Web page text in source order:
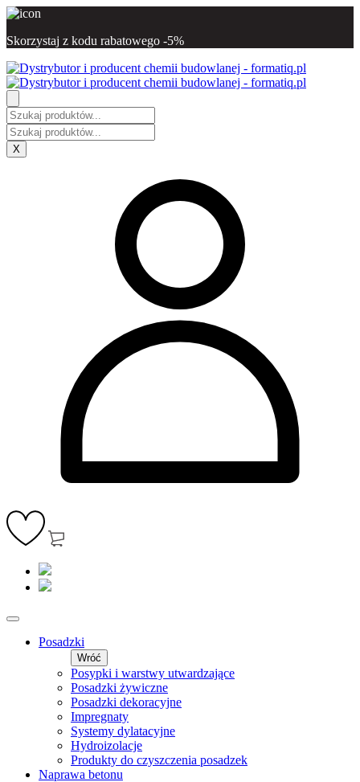
Skorzystaj z kodu rabatowego -5%
X
Posadzki
Wróć
Posypki i warstwy utwardzające
Posadzki żywiczne
Posadzki dekoracyjne
Impregnaty
Systemy dylatacyjne
Hydroizolacje
Produkty do czyszczenia posadzek
Naprawa betonu